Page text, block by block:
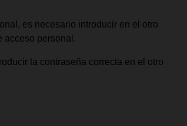
es necesario introducir en el otro
acceso personal.
la contraseña correcta en el otro